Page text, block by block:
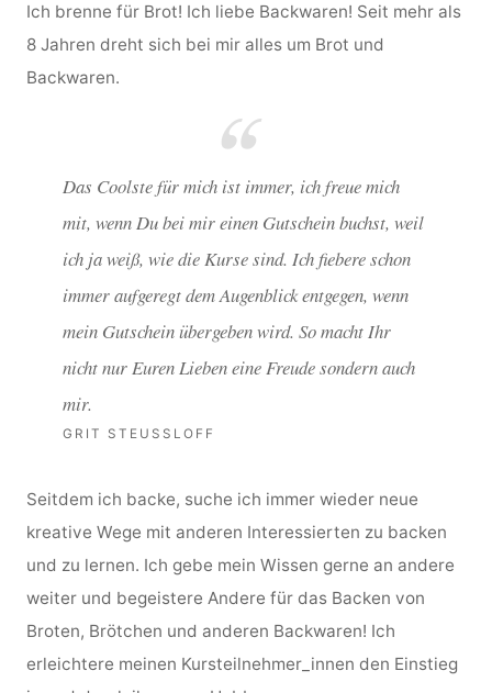
Ich brenne für Brot! Ich liebe Backwaren! Seit mehr als
8 Jahren dreht sich bei mir alles um Brot und
Backwaren.
Das Coolste für mich ist immer, ich freue mich
mit, wenn Du bei mir einen Gutschein buchst, weil
ich ja weiß, wie die Kurse sind. Ich fiebere schon
immer aufgeregt dem Augenblick entgegen, wenn
mein Gutschein übergeben wird. So macht Ihr
nicht nur Euren Lieben eine Freude sondern auch
mir.
GRIT STEUSSLOFF
Seitdem ich backe, suche ich immer wieder neue
kreative Wege mit anderen Interessierten zu backen
und zu lernen. Ich gebe mein Wissen gerne an andere
weiter und begeistere Andere für das Backen von
Broten, Brötchen und anderen Backwaren! Ich
erleichtere meinen Kursteilnehmer_innen den Einstieg